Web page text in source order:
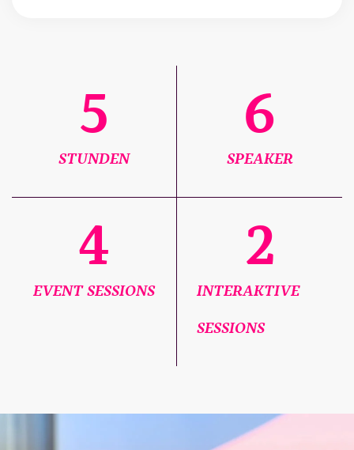
STUNDEN
5
SPEAKER
6
EVENT SESSIONS
4
INTERAKTIVE
SESSIONS
2